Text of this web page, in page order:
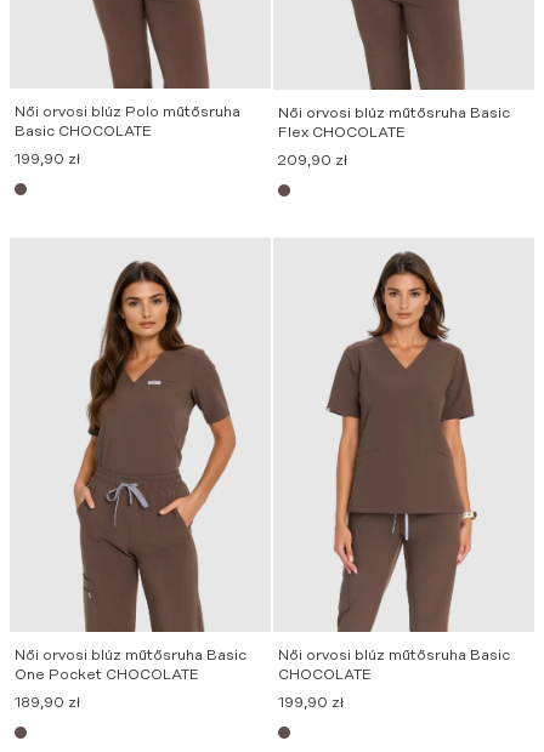
Női orvosi blúz Polo műtősruha
Basic CHOCOLATE
199,90 zł
Női orvosi blúz műtősruha Basic
Flex CHOCOLATE
209,90 zł
Női orvosi blúz műtősruha Basic
One Pocket CHOCOLATE
189,90 zł
Női orvosi blúz műtősruha Basic
CHOCOLATE
199,90 zł